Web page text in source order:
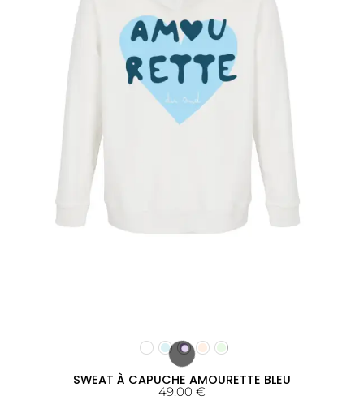
SWEAT À CAPUCHE AMOURETTE BLEU
49,00 €